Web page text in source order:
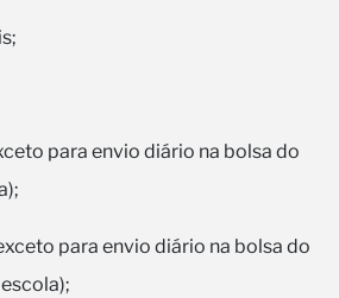
para envio diário na bolsa do
para envio diário na bolsa do